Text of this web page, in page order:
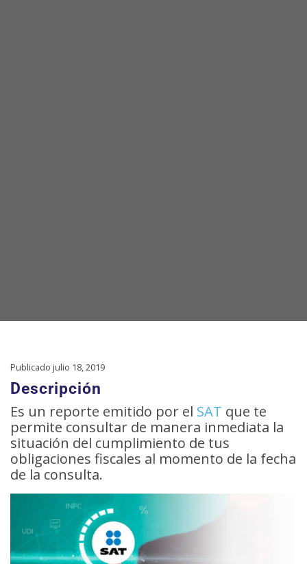
Publicado julio 18, 2019
Descripción
Es un reporte emitido por el SAT que te
permite consultar de manera inmediata la
situación del cumplimiento de tus
obligaciones fiscales al momento de la fecha
de la consulta.